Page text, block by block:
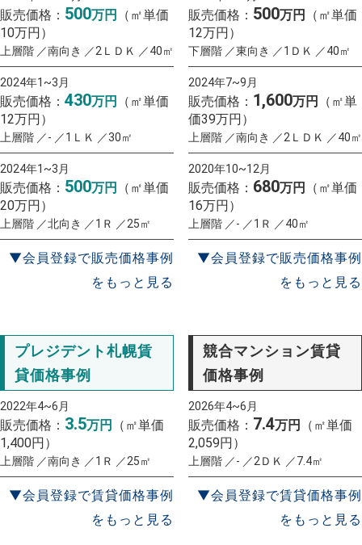
販売価格： 500万円
（㎡単価
10万円）
上層階 ／南向き ／2ＬＤＫ ／40㎡
2024年1~3月
販売価格： 430万円
（㎡単価
12万円）
上層階 ／- ／1ＬＫ ／30㎡
2024年1~3月
販売価格： 500万円
（㎡単価
20万円）
上層階 ／北向き ／1Ｒ ／25㎡
▼会員登録で販売価格事例
をもっと見る
販売価格： 500万円
（㎡単価
12万円）
下層階 ／東向き ／1ＤＫ ／40㎡
2024年7~9月
販売価格： 1,600万円
（㎡単
価39万円）
上層階 ／南向き ／2ＬＤＫ ／40㎡
2020年10~12月
販売価格： 680万円
（㎡単価
16万円）
上層階 ／- ／1Ｒ ／40㎡
▼会員登録で販売価格事例
をもっと見る
プレジデント札幌賃
貸価格事例
2022年4~6月
販売価格： 3.5万円
（㎡単価
1,400円）
上層階 ／南向き ／1Ｒ ／25㎡
▼会員登録で賃貸価格事例
をもっと見る
競合マンション賃貸
価格事例
2026年4~6月
販売価格： 7.4万円
（㎡単価
2,059円）
上層階 ／- ／2ＤＫ ／7.4㎡
▼会員登録で賃貸価格事例
をもっと見る